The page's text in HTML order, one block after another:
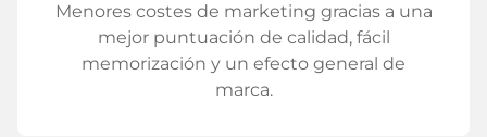
Menores costes de marketing gracias a una
mejor puntuación de calidad, fácil
memorización y un efecto general de
marca.